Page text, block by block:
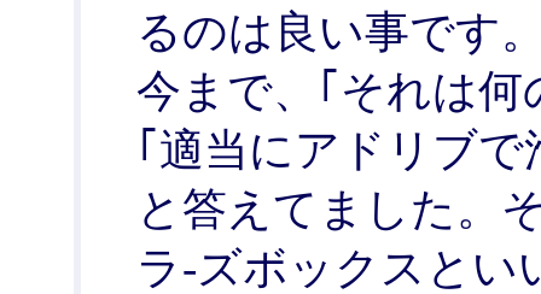
るのは良い事です
今まで、｢それは
｢適当にアドリブ
と答えてました。
ラ-ズボックスとい